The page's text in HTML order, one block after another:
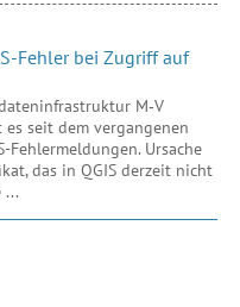
Fehler bei Zugriff auf
M‑V
seit dem vergangenen
Fehlermeldungen. Ursache
das in QGIS derzeit nicht
...